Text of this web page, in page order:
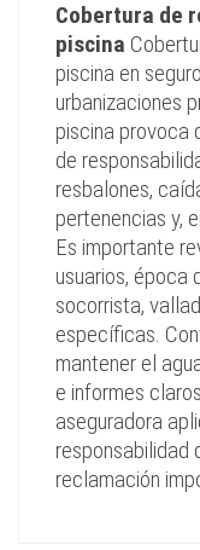
Cobertura de
piscina
piscina en
urbanizaciones
piscina provoca
de
resbalones,
pertenencias y,
Es importante
usuarios, época
socorrista,
específicas.
mantener el
e informes
aseguradora
responsabilidad
reclamación